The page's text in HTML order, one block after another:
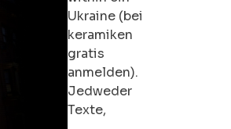
Ukraine (bei
keramiken
gratis
anmelden).
Jedweder
Texte,